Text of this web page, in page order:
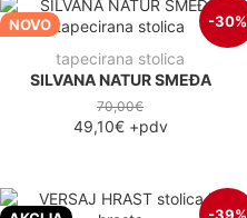
NOVO -30%
tapecirana stolica
SILVANA NATUR SMEĐA
70,00€
49,10€+pdv